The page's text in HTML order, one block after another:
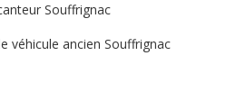
Souffrignac
véhicule ancien Souffrignac